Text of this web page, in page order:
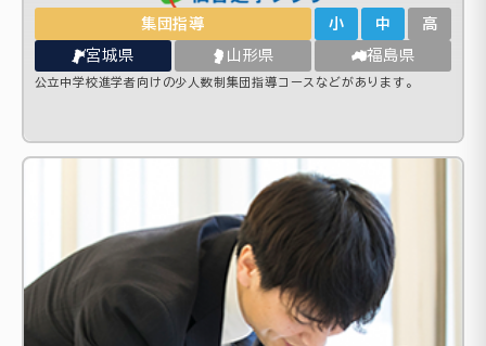
集団指導 小 中 高
宮城県 山形県 福島県
公立中学校進学者向けの少人数制集団指導コースなどがあります。